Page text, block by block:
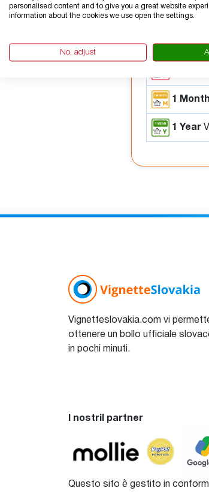
Tipo di
1 Day
1 Month
1 Year
Vignetteslovakia.com vi
ottenere un bollo ufficiale
in pochi minuti.
I nostril partner
Questo sito è gestito in
personalised content and to give you a great website
information about the cookies we use open the settings.
No, adjust